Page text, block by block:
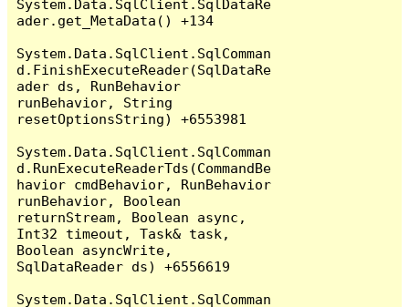
System.Data.SqlClient.SqlDataRe
ader.get_MetaData() +134
System.Data.SqlClient.SqlComman
d.FinishExecuteReader(SqlDataRe
ader ds, RunBehavior
runBehavior, String
resetOptionsString) +6553981
System.Data.SqlClient.SqlComman
d.RunExecuteReaderTds(CommandBe
havior cmdBehavior, RunBehavior
runBehavior, Boolean
returnStream, Boolean async,
Int32 timeout, Task& task,
Boolean asyncWrite,
SqlDataReader ds) +6556619
System.Data.SqlClient.SqlComman